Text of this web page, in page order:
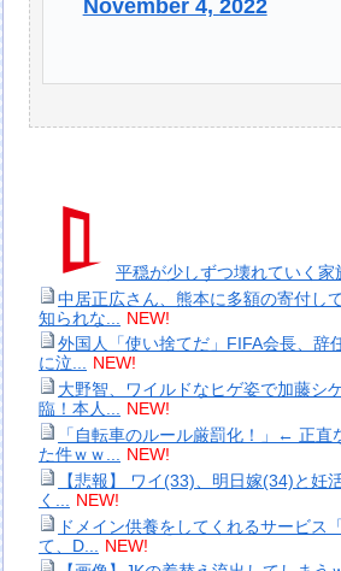
November 4, 2022
平穏が少しずつ壊れていく家
中居正広さん、熊本に多額の寄付し
知られな...
NEW!
外国人「使い捨てだ」FIFA会長、辞
に泣... NEW!
大野智、ワイルドなヒゲ姿で加藤シ
臨！本人... NEW!
「自転車のルール厳罰化！」← 正直
た件ｗｗ...
NEW!
【悲報】 ワイ(33)、明日嫁(34)と妊
く...
NEW!
ドメイン供養をしてくれるサービス
て、D...
NEW!